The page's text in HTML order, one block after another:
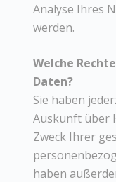
Analyse Ihres
werden.
Welche
Daten?
Sie haben
Auskunft über
Zweck Ihrer
haben